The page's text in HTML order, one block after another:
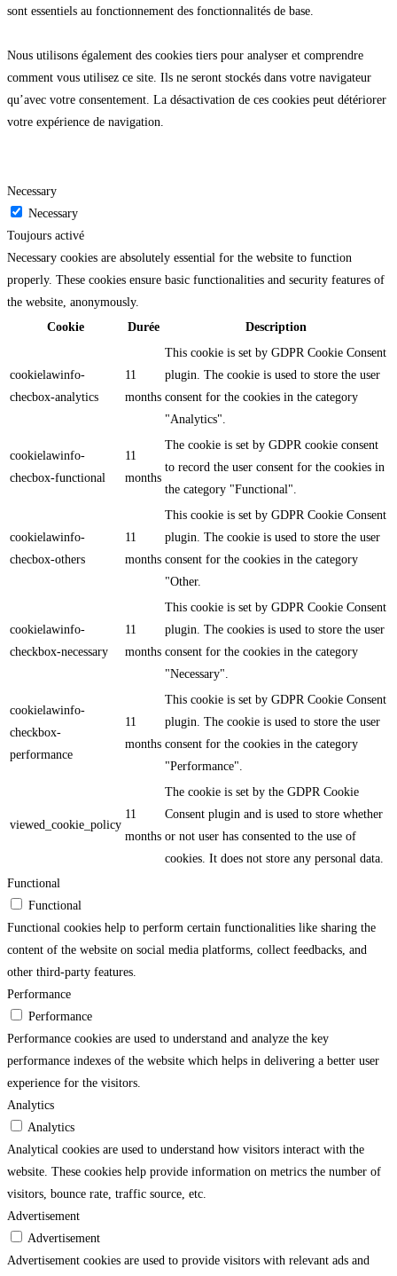
sont essentiels au fonctionnement des fonctionnalités de base.
Nous utilisons également des cookies tiers pour analyser et comprendre
comment vous utilisez ce site. Ils ne seront stockés dans votre navigateur
qu’avec votre consentement. La désactivation de ces cookies peut détériorer
votre expérience de navigation.
Necessary
Necessary
Toujours activé
Necessary cookies are absolutely essential for the website to function
properly. These cookies ensure basic functionalities and security features of
the website, anonymously.
Cookie
Durée Description
cookielawinfo-
checbox-analytics
11
months
This cookie is set by GDPR Cookie Consent
plugin. The cookie is used to store the user
consent for the cookies in the category
"Analytics".
cookielawinfo-
checbox-functional
11
months
The cookie is set by GDPR cookie consent
to record the user consent for the cookies in
the category "Functional".
cookielawinfo-
checbox-others
11
months
This cookie is set by GDPR Cookie Consent
plugin. The cookie is used to store the user
consent for the cookies in the category
"Other.
cookielawinfo-
checkbox-necessary
11
months
This cookie is set by GDPR Cookie Consent
plugin. The cookies is used to store the user
consent for the cookies in the category
"Necessary".
cookielawinfo-
checkbox-
performance
11
months
This cookie is set by GDPR Cookie Consent
plugin. The cookie is used to store the user
consent for the cookies in the category
"Performance".
viewed_cookie_policy
11
months
The cookie is set by the GDPR Cookie
Consent plugin and is used to store whether
or not user has consented to the use of
cookies. It does not store any personal data.
Functional
Functional
Functional cookies help to perform certain functionalities like sharing the
content of the website on social media platforms, collect feedbacks, and
other third-party features.
Performance
Performance
Performance cookies are used to understand and analyze the key
performance indexes of the website which helps in delivering a better user
experience for the visitors.
Analytics
Analytics
Analytical cookies are used to understand how visitors interact with the
website. These cookies help provide information on metrics the number of
visitors, bounce rate, traffic source, etc.
Advertisement
Advertisement
Advertisement cookies are used to provide visitors with relevant ads and